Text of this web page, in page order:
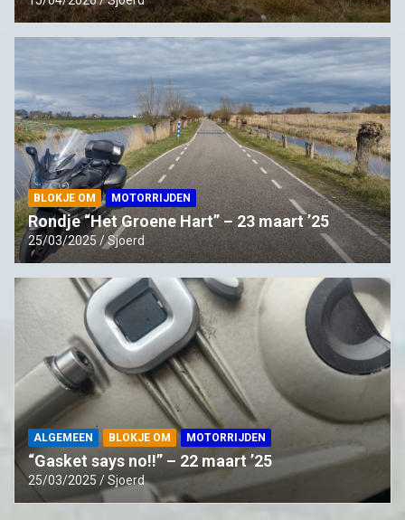
BLOKJE OM MOTORRIJDEN
Rondje “Het Groene Hart” – 23 maart ’25
25/03/2025 Sjoerd
ALGEMEEN BLOKJE OM MOTORRIJDEN
“Gasket says no!!” – 22 maart ’25
25/03/2025 Sjoerd